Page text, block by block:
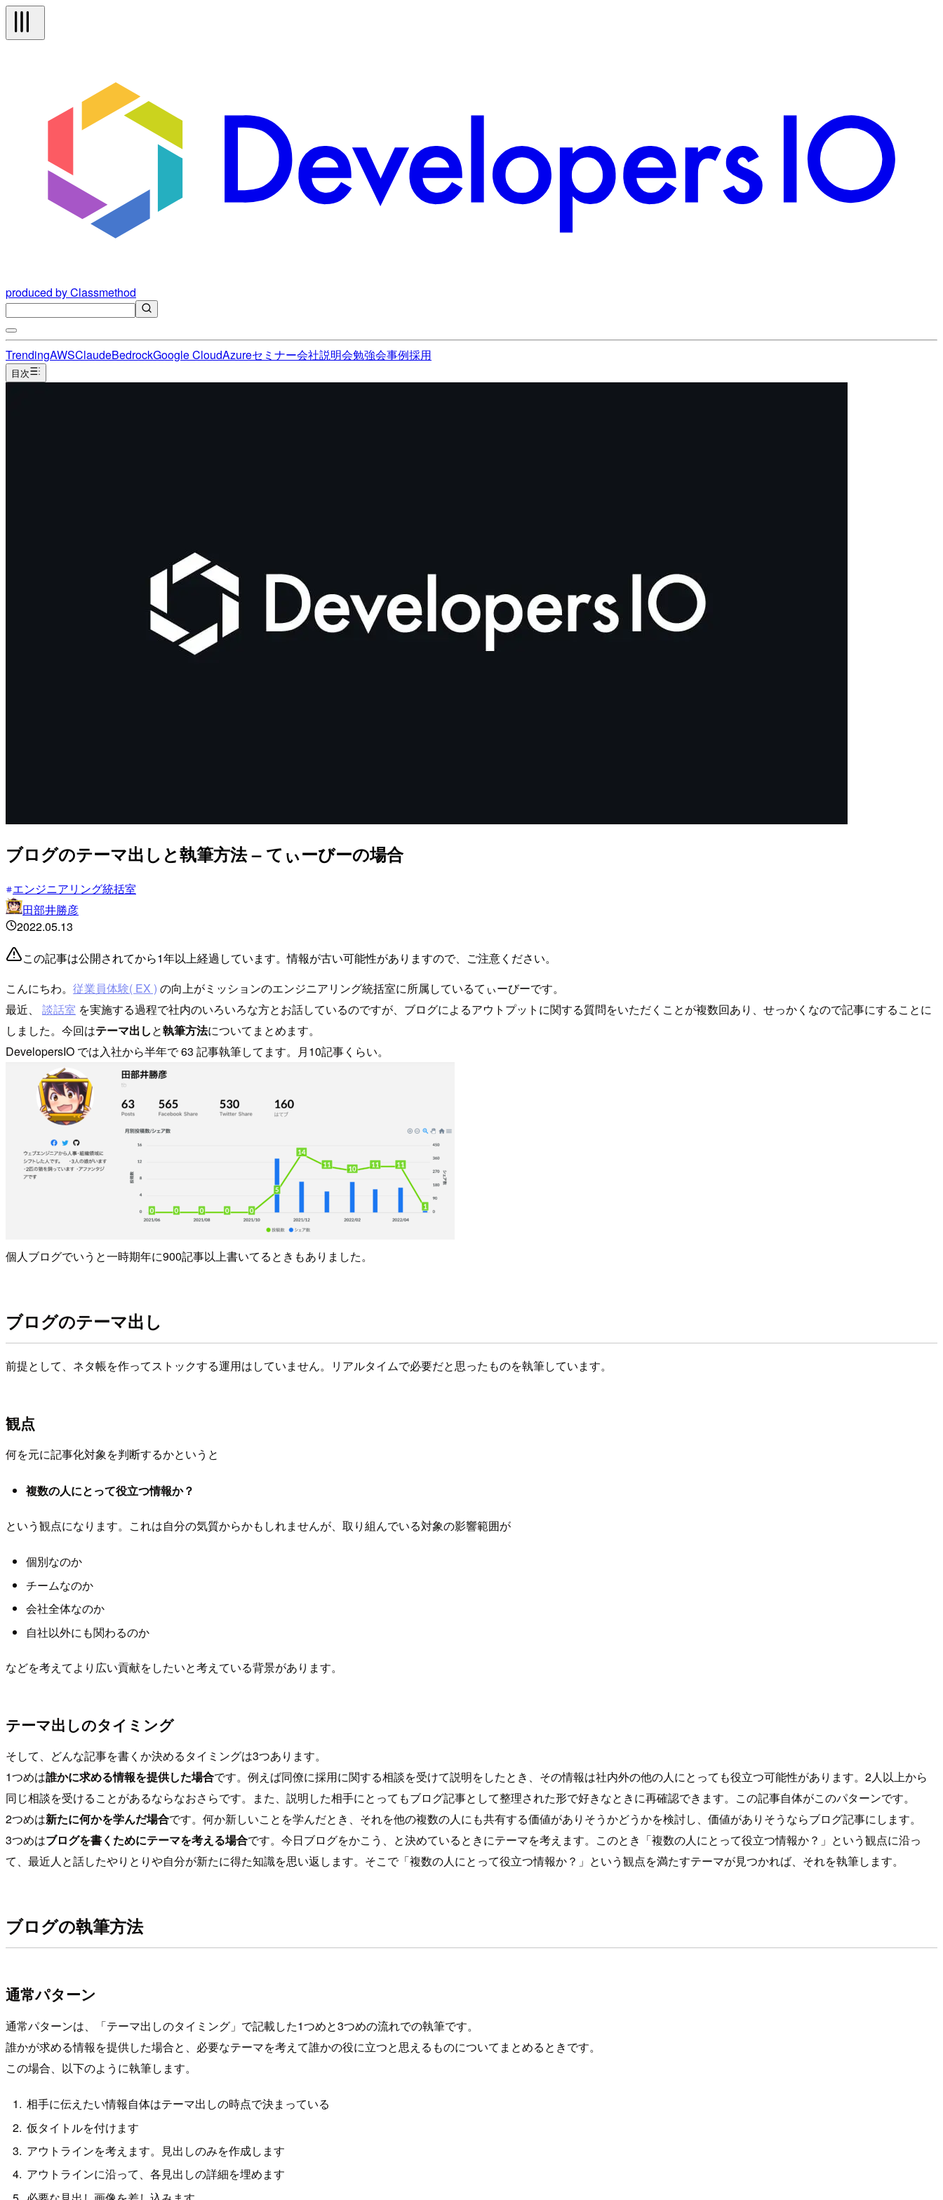
produced by Classmethod
TrendingAWSClaudeBedrockGoogle CloudAzureセミナー会社説明会勉強会事例採用
目次
ブログのテーマ出しと執筆方法 – てぃーびーの場合
エンジニアリング統括室
田部井勝彦
2022.05.13
この記事は公開されてから1年以上経過しています。情報が古い可能性がありますので、ご注意ください。
こんにちわ。 従業員体験( EX ) の向上がミッションのエンジニアリング統括室に所属しているてぃーびーです。
最近、 談話室 を実施する過程で社内のいろいろな方とお話しているのですが、ブログによるアウトプットに関する質問をいただくことが複数回あり、せっかくなので記事にすることに
しました。今回はテーマ出しと執筆方法についてまとめます。
DevelopersIO では入社から半年で 63 記事執筆してます。月10記事くらい。
個人ブログでいうと一時期年に900記事以上書いてるときもありました。
ブログのテーマ出し
前提として、ネタ帳を作ってストックする運用はしていません。リアルタイムで必要だと思ったものを執筆しています。
観点
何を元に記事化対象を判断するかというと
複数の人にとって役立つ情報か？
という観点になります。これは自分の気質からかもしれませんが、取り組んでいる対象の影響範囲が
個別なのか
チームなのか
会社全体なのか
自社以外にも関わるのか
などを考えてより広い貢献をしたいと考えている背景があります。
テーマ出しのタイミング
そして、どんな記事を書くか決めるタイミングは3つあります。
1つめは誰かに求める情報を提供した場合です。例えば同僚に採用に関する相談を受けて説明をしたとき、その情報は社内外の他の人にとっても役立つ可能性があります。2人以上から
同じ相談を受けることがあるならなおさらです。また、説明した相手にとってもブログ記事として整理された形で好きなときに再確認できます。この記事自体がこのパターンです。
2つめは新たに何かを学んだ場合です。何か新しいことを学んだとき、それを他の複数の人にも共有する価値がありそうかどうかを検討し、価値がありそうならブログ記事にします。
3つめはブログを書くためにテーマを考える場合です。今日ブログをかこう、と決めているときにテーマを考えます。このとき「複数の人にとって役立つ情報か？」という観点に沿っ
て、最近人と話したやりとりや自分が新たに得た知識を思い返します。そこで「複数の人にとって役立つ情報か？」という観点を満たすテーマが見つかれば、それを執筆します。
ブログの執筆方法
通常パターン
通常パターンは、「テーマ出しのタイミング」で記載した1つめと3つめの流れでの執筆です。
誰かが求める情報を提供した場合と、必要なテーマを考えて誰かの役に立つと思えるものについてまとめるときです。
この場合、以下のように執筆します。
相手に伝えたい情報自体はテーマ出しの時点で決まっている
仮タイトルを付けます
アウトラインを考えます。見出しのみを作成します
アウトラインに沿って、各見出しの詳細を埋めます